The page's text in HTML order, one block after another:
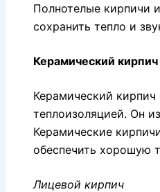
Полнотелые кирпичи
сохранить тепло и
Керамический кирпич
Керамический
теплоизоляцией. Он
Керамические
обеспечить хорошую
Лицевой кирпич